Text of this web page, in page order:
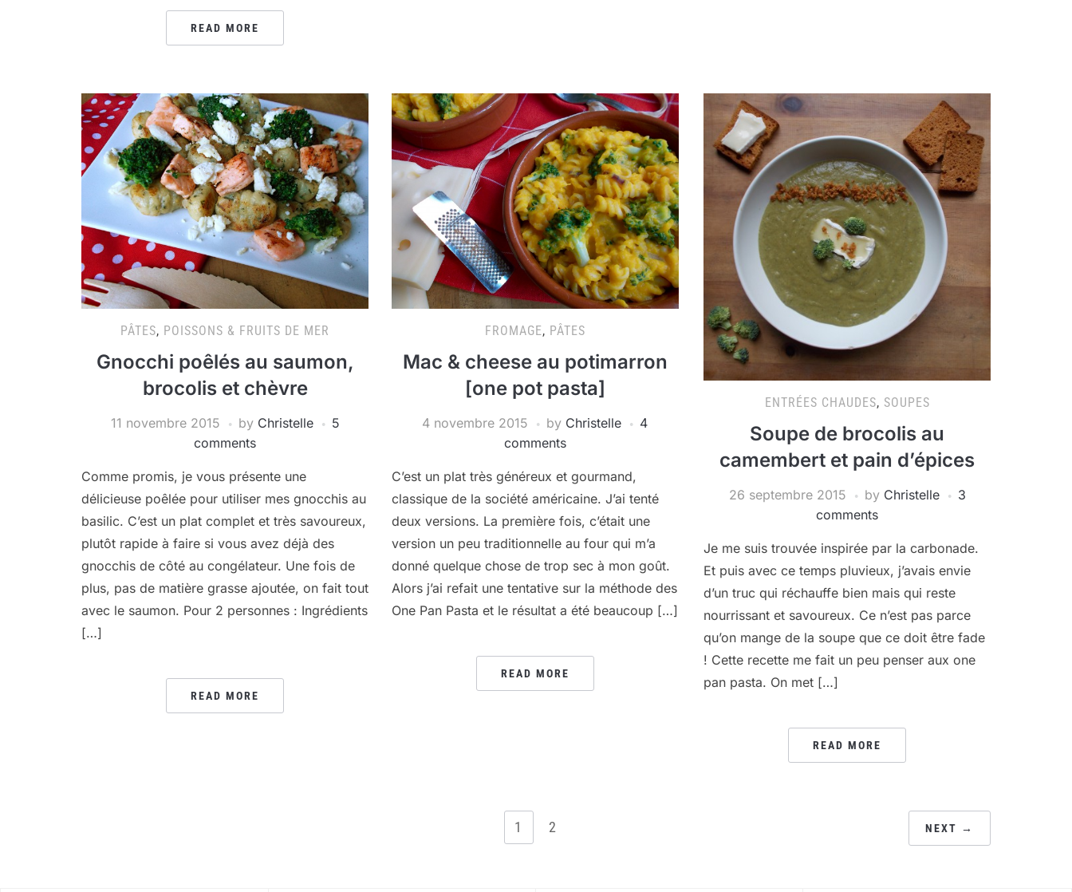
READ MORE
PÂTES, POISSONS & FRUITS DE MER
Gnocchi poêlés au saumon,
brocolis et chèvre
11 novembre 2015 by Christelle
5
comments
Comme promis, je vous présente une
délicieuse poêlée pour utiliser mes gnocchis au
basilic. C’est un plat complet et très savoureux,
plutôt rapide à faire si vous avez déjà des
gnocchis de côté au congélateur. Une fois de
plus, pas de matière grasse ajoutée, on fait tout
avec le saumon. Pour 2 personnes : Ingrédients
[…]
READ MORE
FROMAGE, PÂTES
Mac & cheese au potimarron
[one pot pasta]
4 novembre 2015 by Christelle
4
comments
C’est un plat très généreux et gourmand,
classique de la société américaine. J’ai tenté
deux versions. La première fois, c’était une
version un peu traditionnelle au four qui m’a
donné quelque chose de trop sec à mon goût.
Alors j’ai refait une tentative sur la méthode des
One Pan Pasta et le résultat a été beaucoup […]
READ MORE
ENTRÉES CHAUDES, SOUPES
Soupe de brocolis au
camembert et pain d’épices
26 septembre 2015 by Christelle
3
comments
Je me suis trouvée inspirée par la carbonade.
Et puis avec ce temps pluvieux, j’avais envie
d’un truc qui réchauffe bien mais qui reste
nourrissant et savoureux. Ce n’est pas parce
qu’on mange de la soupe que ce doit être fade
! Cette recette me fait un peu penser aux one
pan pasta. On met […]
READ MORE
1 2 NEXT →